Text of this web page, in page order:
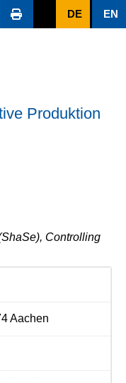
DE EN
Produktion
Controlling
Aachen